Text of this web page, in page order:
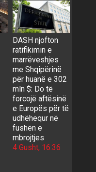
DASH njofton
ratifikimin e
marrëveshjes
me Shqipërinë
për huanë e 302
mln $: Do të
forcojë aftësinë
e Europës për të
udhëhequr në
fushën e
mbrojtjes
4 Gusht, 16:36